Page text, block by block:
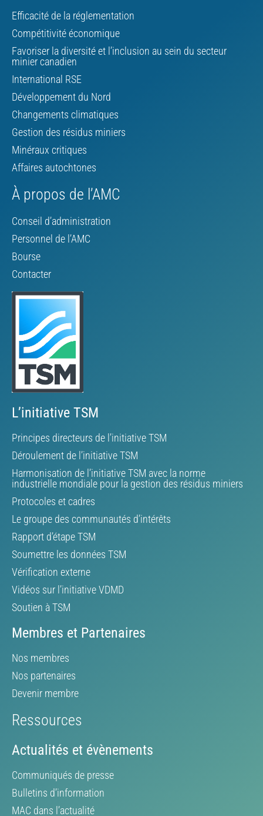
Efficacité de la réglementation
Compétitivité économique
Favoriser la diversité et l’inclusion au sein du secteur
minier canadien
International RSE
Développement du Nord
Changements climatiques
Gestion des résidus miniers
Minéraux critiques
Affaires autochtones
À propos de l’AMC
Conseil d’administration
Personnel de l’AMC
Bourse
Contacter
L’initiative TSM
Principes directeurs de l’initiative TSM
Déroulement de l’initiative TSM
Harmonisation de l’initiative TSM avec la norme
industrielle mondiale pour la gestion des résidus miniers
Protocoles et cadres
Le groupe des communautés d’intérêts
Rapport d’étape TSM
Soumettre les données TSM
Vérification externe
Vidéos sur l’initiative VDMD
Soutien à TSM
Membres et Partenaires
Nos membres
Nos partenaires
Devenir membre
Ressources
Actualités et évènements
Communiqués de presse
Bulletins d’information
MAC dans l’actualité